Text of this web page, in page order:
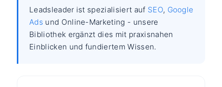
Leadsleader ist spezialisiert auf SEO, Google
Ads und Online-Marketing - unsere
Bibliothek ergänzt dies mit praxisnahen
Einblicken und fundiertem Wissen.